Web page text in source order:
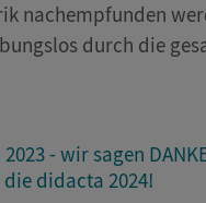
nachempfunden
durch die
- wir sagen
didacta 2024!